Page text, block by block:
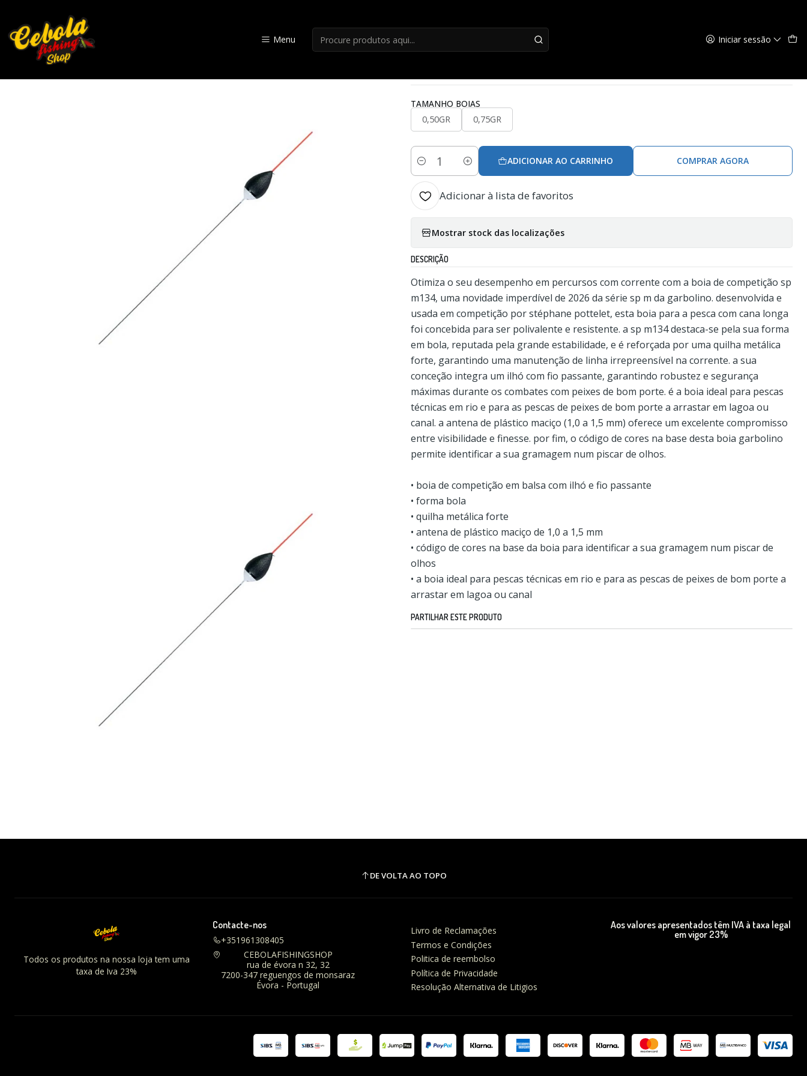
Menu Iniciar sessão
|
TAMANHO BOIAS
0,50GR
0,75GR
Quantidade
ADICIONAR AO CARRINHO COMPRAR AGORA
Adicionar à lista de favoritos
Mostrar stock das localizações
DESCRIÇÃO
Otimiza o seu desempenho em percursos com corrente com a boia de competição sp
m134, uma novidade imperdível de 2026 da série sp m da garbolino. desenvolvida e
usada em competição por stéphane pottelet, esta boia para a pesca com cana longa
foi concebida para ser polivalente e resistente. a sp m134 destaca-se pela sua forma
em bola, reputada pela grande estabilidade, e é reforçada por uma quilha metálica
forte, garantindo uma manutenção de linha irrepreensível na corrente. a sua
conceção integra um ilhó com fio passante, garantindo robustez e segurança
máximas durante os combates com peixes de bom porte. é a boia ideal para pescas
técnicas em rio e para as pescas de peixes de bom porte a arrastar em lagoa ou
canal. a antena de plástico maciço (1,0 a 1,5 mm) oferece um excelente compromisso
entre visibilidade e finesse. por fim, o código de cores na base desta boia garbolino
permite identificar a sua gramagem num piscar de olhos.
• boia de competição em balsa com ilhó e fio passante
• forma bola
• quilha metálica forte
• antena de plástico maciço de 1,0 a 1,5 mm
• código de cores na base da boia para identificar a sua gramagem num piscar de
olhos
• a boia ideal para pescas técnicas em rio e para as pescas de peixes de bom porte a
arrastar em lagoa ou canal
PARTILHAR ESTE PRODUTO
DE VOLTA AO TOPO
Todos os produtos na nossa loja tem uma
taxa de Iva 23%
Contacte-nos
+351961308405
CEBOLAFISHINGSHOP
rua de évora n 32, 32
7200-347 reguengos de monsaraz
Évora - Portugal
Livro de Reclamações
Termos e Condições
Politica de reembolso
Política de Privacidade
Resolução Alternativa de Litigios
Aos valores apresentados têm IVA à taxa legal
em vigor 23%